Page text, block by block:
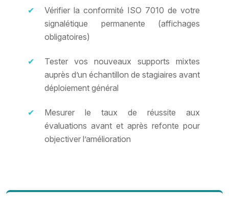
Vérifier la conformité ISO 7010 de votre
signalétique permanente (affichages
obligatoires)
Tester vos nouveaux supports mixtes
auprès d’un échantillon de stagiaires avant
déploiement général
Mesurer le taux de réussite aux
évaluations avant et après refonte pour
objectiver l’amélioration